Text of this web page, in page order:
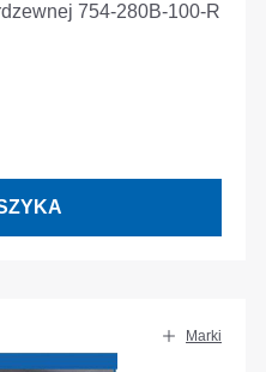
754-280B-100-R
Marki